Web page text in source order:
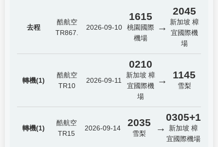
去程
酷航空
TR867.
2026-09-10
1615
桃園國際
機場
→
2045
新加坡 樟
宜國際機
場
轉機(1)
酷航空
TR10
2026-09-11
0210
新加坡 樟
宜國際機
場
→ 1145
雪梨
轉機(1)
酷航空
TR15
2026-09-14 2035
雪梨 →
0305+1
新加坡 樟
宜國際機場